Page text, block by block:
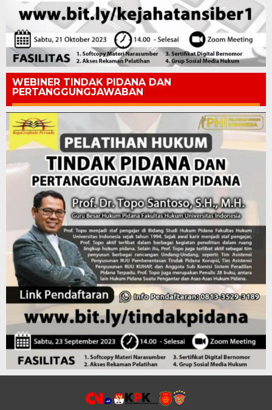
WEBINER TINDAK PIDANA DAN
PERTANGGUNGJAWABAN